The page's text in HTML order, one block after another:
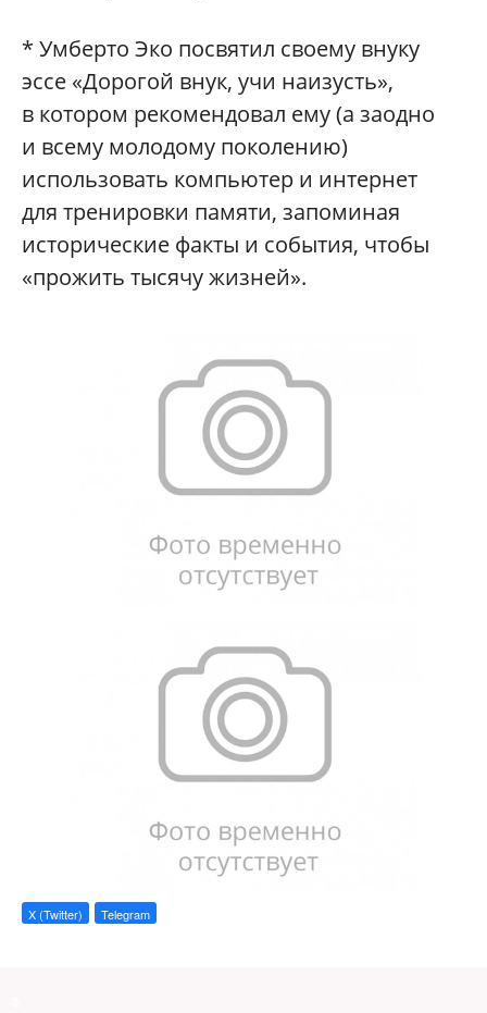
* Умберто Эко посвятил своему внуку
эссе «Дорогой внук, учи наизусть»,
в котором рекомендовал ему (а заодно
и всему молодому поколению)
использовать компьютер и интернет
для тренировки памяти, запоминая
исторические факты и события, чтобы
«прожить тысячу жизней».
X (Twitter) Telegram